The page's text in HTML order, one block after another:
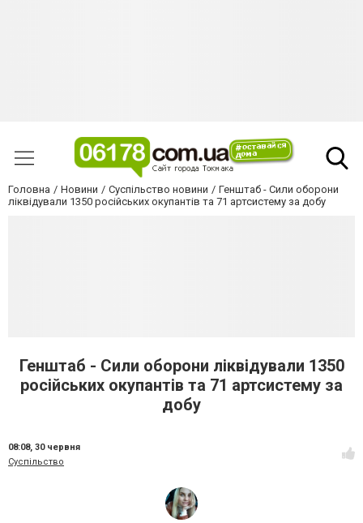
Головна Новини Суспільство новини
Генштаб - Сили оборони
ліквідували 1350 російських окупантів та 71 артсистему за добу
Генштаб - Сили оборони ліквідували 1350
російських окупантів та 71 артсистему за
добу
08:08, 30 червня
Суспільство